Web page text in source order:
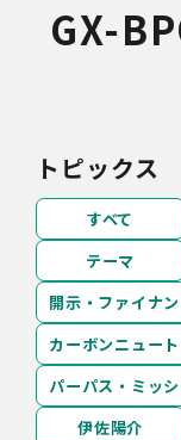
GX-
トピックス
すべて
テーマ
開示・ファイナ
カーボンニュー
パーパス・ミッ
伊佐陽介